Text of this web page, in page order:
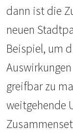
dann ist die
neuen
Beispiel, um
greifbar zu
weitgehende